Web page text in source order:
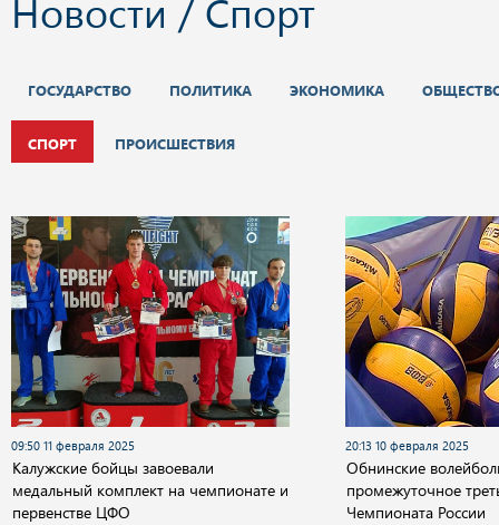
Новости / Спорт
ГОСУДАРСТВО ПОЛИТИКА ЭКОНОМИКА
СПОРТ ПРОИСШЕСТВИЯ
09:50 11 февраля 2025
Калужские бойцы завоевали
медальный комплект на чемпионате и
первенстве ЦФО
20:13 10 февраля 2025
Обнинские
промежуточное
Чемпионата России